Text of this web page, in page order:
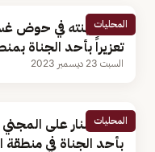
المحليات
أغرق ابنته في حوض
تعزيراً بأحد الجناة
السبت 23 ديسمبر 2023
المحليات
أطلق النار على
بأحد الجناة في منطقة